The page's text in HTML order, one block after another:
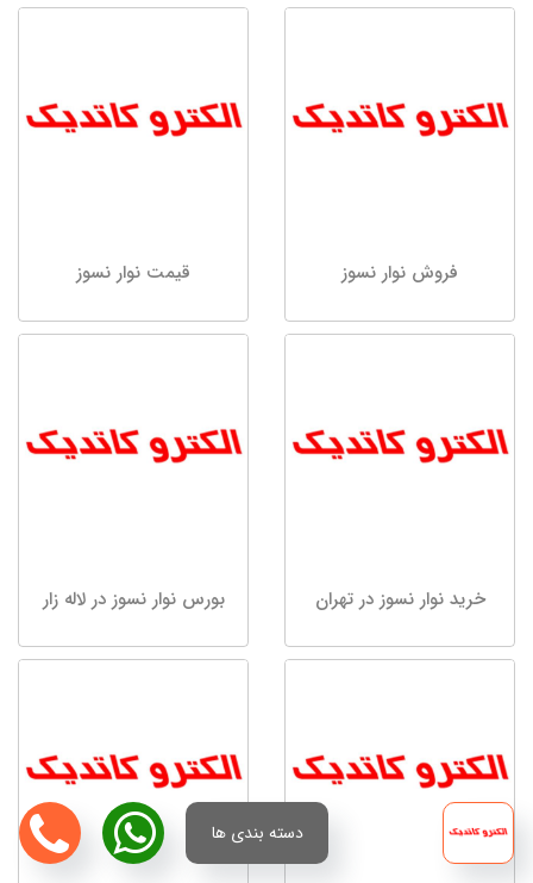
فروش نوار نسوز قیمت نوار نسوز
خرید نوار نسوز در تهران بورس نوار نسوز در لاله زار
دسته بندی ها